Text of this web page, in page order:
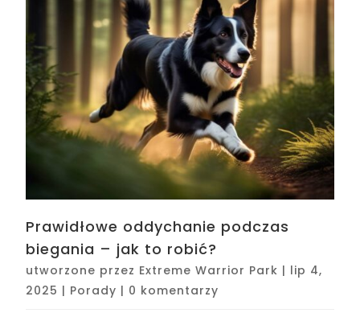
Prawidłowe oddychanie podczas
biegania – jak to robić?
utworzone przez Extreme Warrior Park | lip 4,
2025 | Porady | 0 komentarzy